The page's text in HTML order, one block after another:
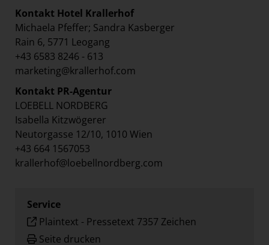
Kontakt Hotel Krallerhof
Michaela Pfeffer; Sandra Kasberger
Rain 6, 5771 Leogang
+43 6583 8246 - 613
marketing@krallerhof.com
Kontakt PR-Agentur
LOEBELL NORDBERG
Isabella Kitzwögerer
Neutorgasse 12/10, 1010 Wien
+43 664 1567053
krallerhof@loebellnordberg.com
Service
Plaintext - Pressetext 7357 Zeichen
Seite drucken